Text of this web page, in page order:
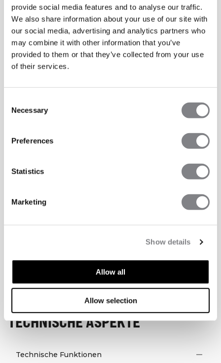
provide social media features and to analyse our traffic.
We also share information about your use of our site with
our social media, advertising and analytics partners who
may combine it with other information that you’ve
provided to them or that they’ve collected from your use
of their services.
Selection
Necessary
Preferences
Statistics
Marketing
Show details
Allow all
Allow selection
TECHNISCHE ASPEKTE
Technische Funktionen